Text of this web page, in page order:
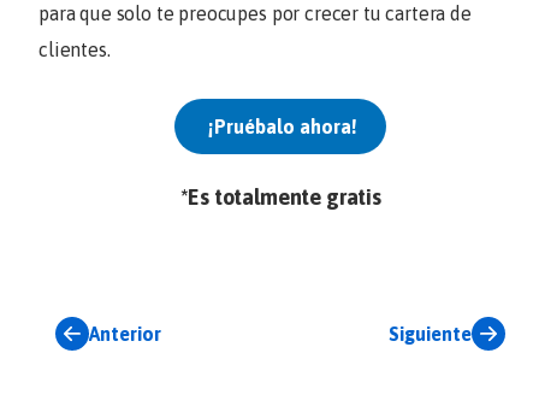
para que solo te preocupes por crecer tu cartera de
clientes.
¡Pruébalo ahora!
*Es totalmente gratis
Anterior Siguiente